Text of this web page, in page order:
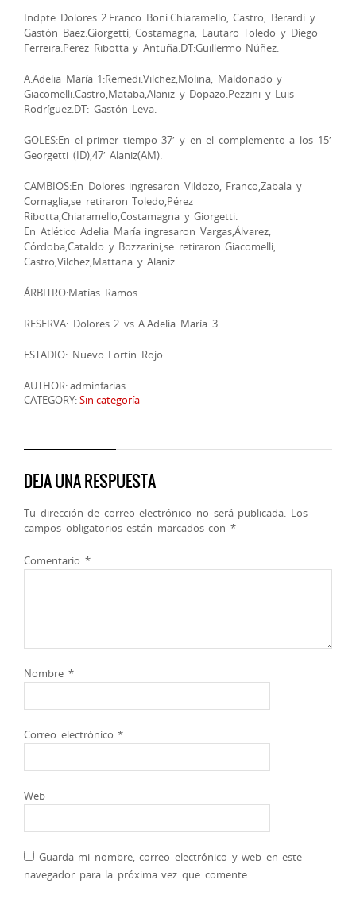
Indpte Dolores 2:Franco Boni.Chiaramello, Castro, Berardi y
Gastón Baez.Giorgetti, Costamagna, Lautaro Toledo y Diego
Ferreira.Perez Ribotta y Antuña.DT:Guillermo Núñez.
A.Adelia María 1:Remedi.Vilchez,Molina, Maldonado y
Giacomelli.Castro,Mataba,Alaniz y Dopazo.Pezzini y Luis
Rodríguez.DT: Gastón Leva.
GOLES:En el primer tiempo 37′ y en el complemento a los 15′
Georgetti (ID),47′ Alaniz(AM).
CAMBIOS:En Dolores ingresaron Vildozo, Franco,Zabala y
Cornaglia,se retiraron Toledo,Pérez
Ribotta,Chiaramello,Costamagna y Giorgetti.
En Atlético Adelia María ingresaron Vargas,Álvarez,
Córdoba,Cataldo y Bozzarini,se retiraron Giacomelli,
Castro,Vilchez,Mattana y Alaniz.
ÁRBITRO:Matías Ramos
RESERVA: Dolores 2 vs A.Adelia María 3
ESTADIO: Nuevo Fortín Rojo
AUTHOR: adminfarias
CATEGORY:Sin categoría
DEJA UNA RESPUESTA
Tu dirección de correo electrónico no será publicada. Los
campos obligatorios están marcados con *
Comentario *
Nombre *
Correo electrónico*
Web
Guarda mi nombre, correo electrónico y web en este
navegador para la próxima vez que comente.